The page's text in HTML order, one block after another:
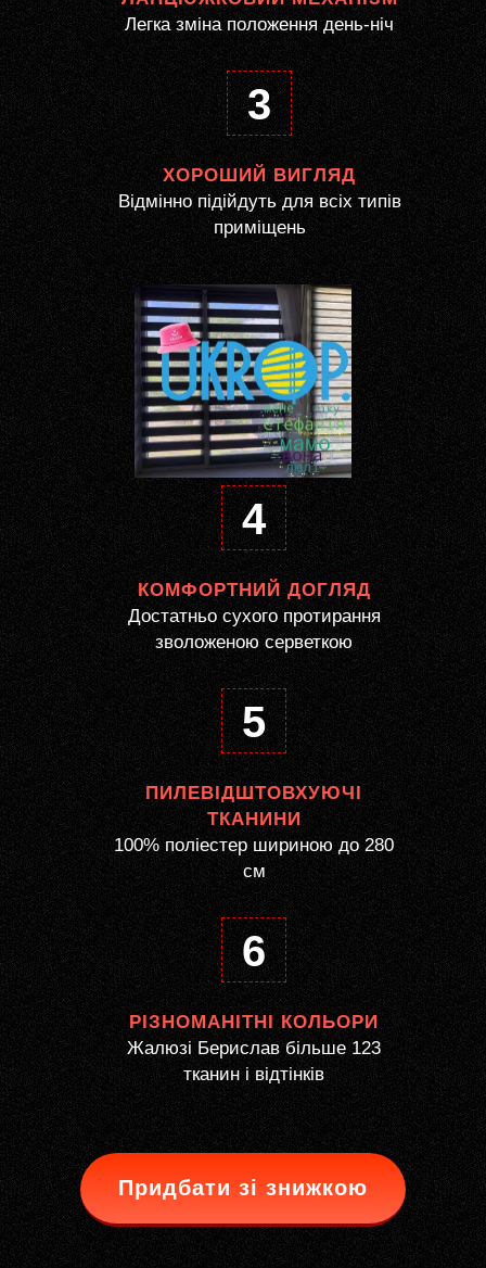
Легка зміна положення день-ніч
3
ХОРОШИЙ ВИГЛЯД
Відмінно підійдуть для всіх типів
приміщень
4
КОМФОРТНИЙ ДОГЛЯД
Достатньо сухого протирання
зволоженою серветкою
5
ПИЛЕВІДШТОВХУЮЧІ
ТКАНИНИ
100% поліестер шириною до 280
см
6
РІЗНОМАНІТНІ КОЛЬОРИ
Жалюзі Берислав більше 123
тканин і відтінків
Придбати зі знижкою